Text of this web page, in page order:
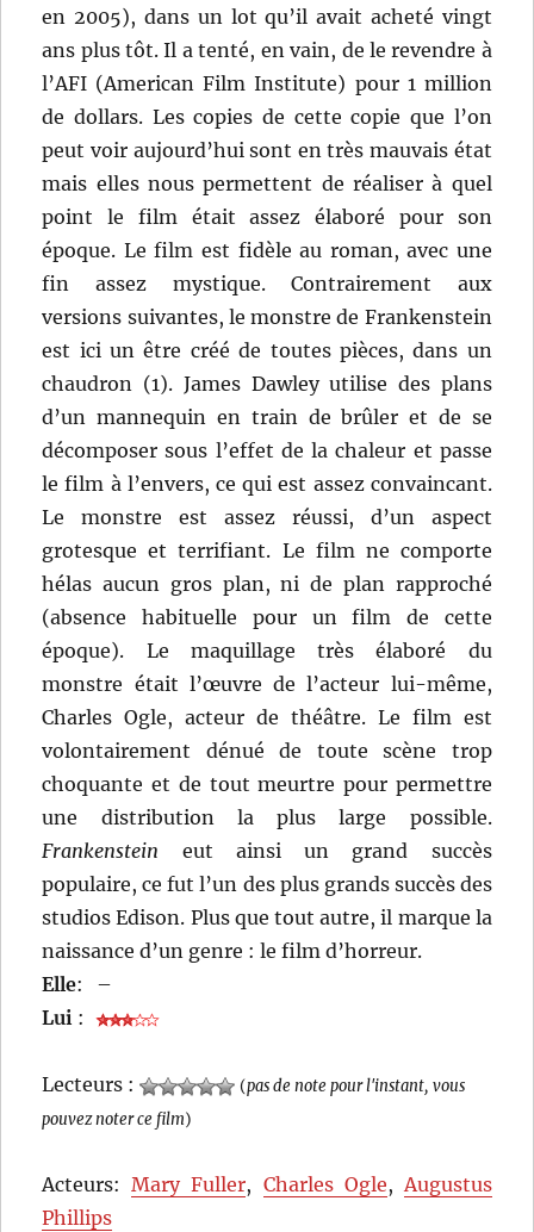
en 2005), dans un lot qu’il avait acheté vingt
ans plus tôt. Il a tenté, en vain, de le revendre à
l’AFI (American Film Institute) pour 1 million
de dollars. Les copies de cette copie que l’on
peut voir aujourd’hui sont en très mauvais état
mais elles nous permettent de réaliser à quel
point le film était assez élaboré pour son
époque. Le film est fidèle au roman, avec une
fin assez mystique. Contrairement aux
versions suivantes, le monstre de Frankenstein
est ici un être créé de toutes pièces, dans un
chaudron (1). James Dawley utilise des plans
d’un mannequin en train de brûler et de se
décomposer sous l’effet de la chaleur et passe
le film à l’envers, ce qui est assez convaincant.
Le monstre est assez réussi, d’un aspect
grotesque et terrifiant. Le film ne comporte
hélas aucun gros plan, ni de plan rapproché
(absence habituelle pour un film de cette
époque). Le maquillage très élaboré du
monstre était l’œuvre de l’acteur lui-même,
Charles Ogle, acteur de théâtre. Le film est
volontairement dénué de toute scène trop
choquante et de tout meurtre pour permettre
une distribution la plus large possible.
Frankenstein eut ainsi un grand succès
populaire, ce fut l’un des plus grands succès des
studios Edison. Plus que tout autre, il marque la
naissance d’un genre : le film d’horreur.
Elle:
–
Lui :
Lecteurs : (pas de note pour l'instant, vous
pouvez noter ce film)
Acteurs:Mary Fuller, Charles Ogle,Augustus
Phillips